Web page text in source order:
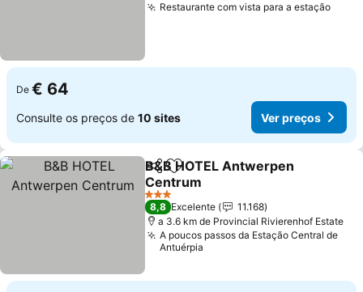
Restaurante com vista para a estaçãoVer
De € 64
Consulte os preços de 10 sites Ver preços
PartilharAdicionar aos favoritos
B&B HOTEL Antwerpen
Centrum
Ver preços
3 Estrelas
8,8 Excelente
11.168
a 3.6 km de Provincial Rivierenhof Estate
A poucos passos da Estação Central de
Antuérpia